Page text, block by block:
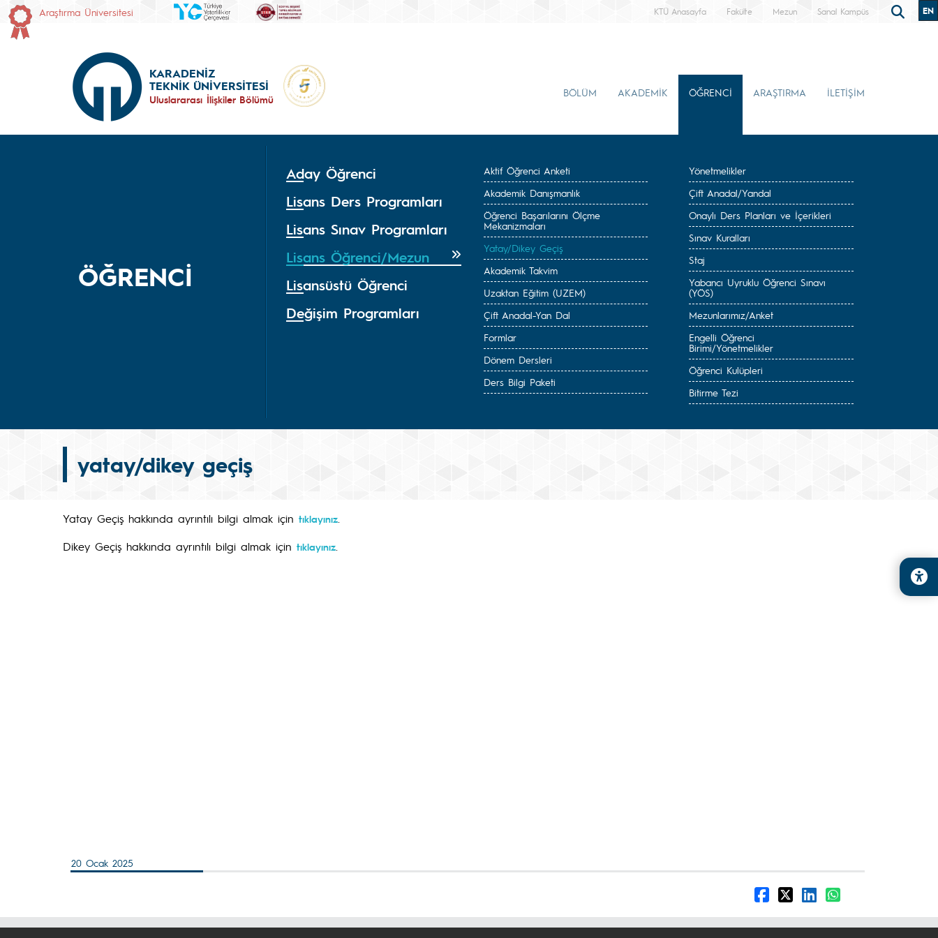
Araştırma Üniversitesi KTÜ Anasayfa Fakülte Mezun Sanal Kampüs EN
KARADENİZ
TEKNİK ÜNİVERSİTESİ
Uluslararası İlişkiler Bölümü
BÖLÜM AKADEMİK ÖĞRENCİ ARAŞTIRMA İLETİŞİM
ÖĞRENCİ
Aday Öğrenci
Lisans Ders Programları
Lisans Sınav Programları
Lisans Öğrenci/Mezun
Lisansüstü Öğrenci
Değişim Programları
Aktif Öğrenci Anketi
Akademik Danışmanlık
Öğrenci Başarılarını Ölçme
Mekanizmaları
Yatay/Dikey Geçiş
Akademik Takvim
Uzaktan Eğitim (UZEM)
Çift Anadal-Yan Dal
Formlar
Dönem Dersleri
Ders Bilgi Paketi
Yönetmelikler
Çift Anadal/Yandal
Onaylı Ders Planları ve İçerikleri
Sınav Kuralları
Staj
Yabancı Uyruklu Öğrenci Sınavı
(YÖS)
Mezunlarımız/Anket
Engelli Öğrenci
Birimi/Yönetmelikler
Öğrenci Kulüpleri
Bitirme Tezi
yatay/dikey geçiş
Yatay Geçiş hakkında ayrıntılı bilgi almak için tıklayınız
Dikey Geçiş hakkında ayrıntılı bilgi almak için tıklayınız
20 Ocak 2025